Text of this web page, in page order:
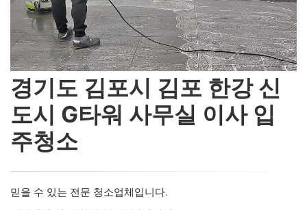
경기도 김포시 김포 한강 신
도시 G타워 사무실 이사 입
주청소
믿을 수 있는 전문 청소업체입니다.